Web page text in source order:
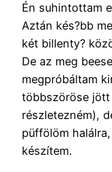
Én suhintottam
Aztán kés?bb
két billenty?
De az meg
megpróbáltam
többszöröse jött
részletezném),
püffölöm
készítem.